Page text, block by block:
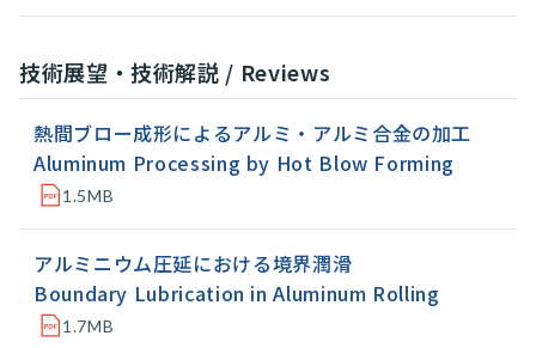
技術展望・技術解説 / Reviews
熱間ブロー成形によるアルミ・アルミ合金の加工
Aluminum Processing by Hot Blow Forming
1.5MB
アルミニウム圧延における境界潤滑
Boundary Lubrication in Aluminum Rolling
1.7MB